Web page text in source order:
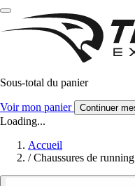
Sous-total du panier
Voir mon panier Continuer
Loading...
Accueil
/ Chaussures de